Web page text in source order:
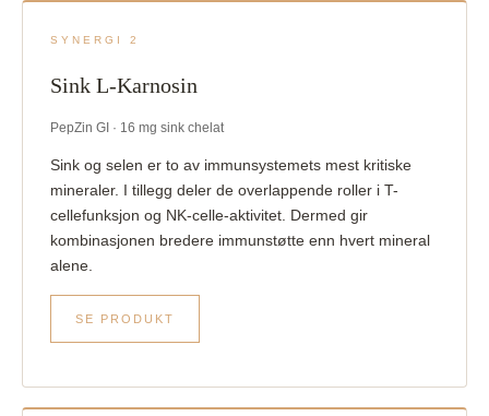
SYNERGI 2
Sink L-Karnosin
PepZin GI · 16 mg sink chelat
Sink og selen er to av immunsystemets mest kritiske
mineraler. I tillegg deler de overlappende roller i T-
cellefunksjon og NK-celle-aktivitet. Dermed gir
kombinasjonen bredere immunstøtte enn hvert mineral
alene.
SE PRODUKT